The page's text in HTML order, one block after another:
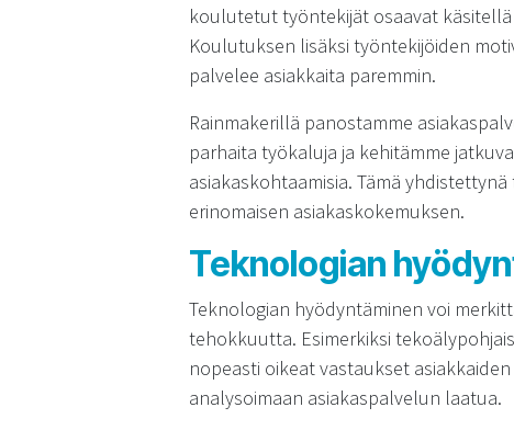
koulutetut työntekijät osaavat
Koulutuksen lisäksi työntekijöiden
palvelee asiakkaita paremmin.
Rainmakerillä panostamme
parhaita työkaluja ja kehitämme
asiakaskohtaamisia. Tämä
erinomaisen asiakaskokemuksen.
Teknologian
Teknologian hyödyntäminen voi
tehokkuutta. Esimerkiksi
nopeasti oikeat vastaukset
analysoimaan asiakaspalvelun laatua.